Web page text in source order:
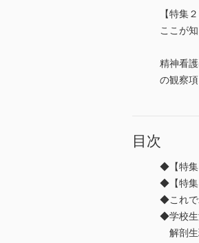
【特集２
ここが
精神看
の観察
目次
◆【特集
◆【特集
◆これで
◆学校生
解剖生